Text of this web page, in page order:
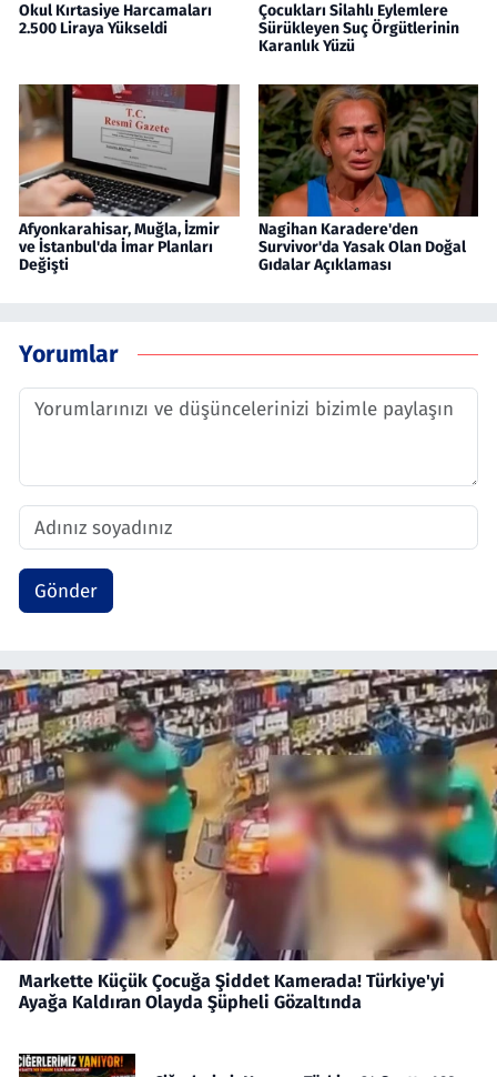
Okul Kırtasiye Harcamaları
2.500 Liraya Yükseldi
Çocukları Silahlı Eylemlere
Sürükleyen Suç Örgütlerinin
Karanlık Yüzü
Afyonkarahisar, Muğla, İzmir
ve İstanbul'da İmar Planları
Değişti
Nagihan Karadere'den
Survivor'da Yasak Olan Doğal
Gıdalar Açıklaması
Yorumlar
Gönder
Markette Küçük Çocuğa Şiddet Kamerada! Türkiye'yi
Ayağa Kaldıran Olayda Şüpheli Gözaltında